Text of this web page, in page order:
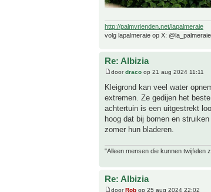
http://palmvrienden.net/lapalmeraie
volg lapalmeraie op X: @la_palmeraie
Re: Albizia
doordraco op 21 aug 2024 11:11
Kleigrond kan veel water
extremen. Ze gedijen het
achtertuin is een uitgestrekt
hoog dat bij bomen en
zomer hun bladeren.
"Alleen mensen die kunnen twijfelen
Re: Albizia
doorRob op 25 aug 2024 22:02